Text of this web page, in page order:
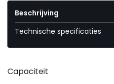
Beschrijving
Technische specificaties
Capaciteit